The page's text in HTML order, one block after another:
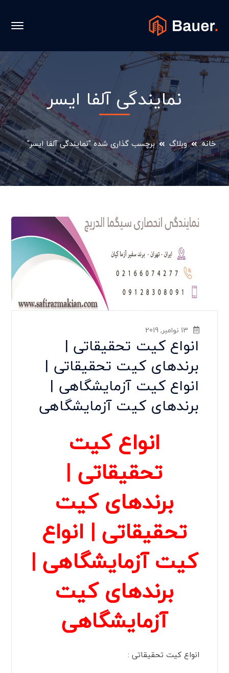
نمایندگی آلفا ایسر
خانه وبلاگ برچسب گذاری شده "نمایندگی آلفا ایسر"
13 نوامبر, 2019
انواع کیت تحقیقاتی |
برندهای کیت تحقیقاتی |
انواع کیت آزمایشگاهی |
برندهای کیت آزمایشگاهی
انواع کیت
تحقیقاتی |
برندهای کیت
تحقیقاتی | انواع
کیت آزمایشگاهی |
برندهای کیت
آزمایشگاهی
انواع کیت تحقیقاتی :